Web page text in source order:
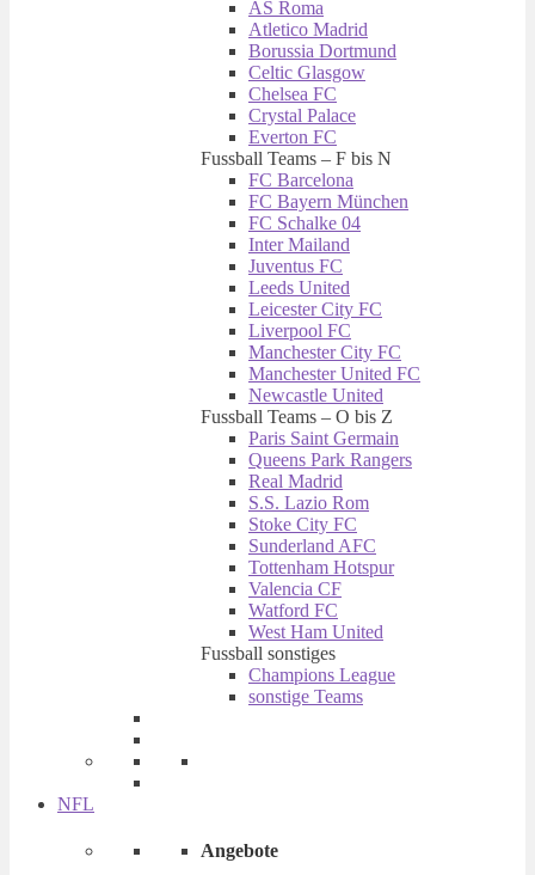
AS Roma
Atletico Madrid
Borussia Dortmund
Celtic Glasgow
Chelsea FC
Crystal Palace
Everton FC
Fussball Teams – F bis N
FC Barcelona
FC Bayern München
FC Schalke 04
Inter Mailand
Juventus FC
Leeds United
Leicester City FC
Liverpool FC
Manchester City FC
Manchester United FC
Newcastle United
Fussball Teams – O bis Z
Paris Saint Germain
Queens Park Rangers
Real Madrid
S.S. Lazio Rom
Stoke City FC
Sunderland AFC
Tottenham Hotspur
Valencia CF
Watford FC
West Ham United
Fussball sonstiges
Champions League
sonstige Teams
NFL
Angebote